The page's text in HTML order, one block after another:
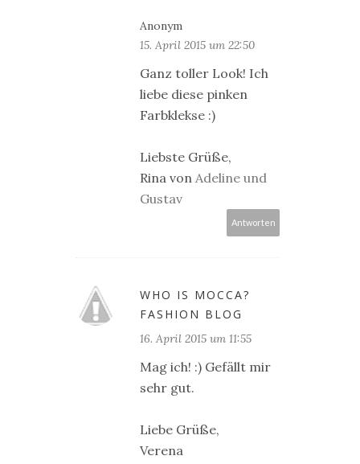
Anonym
15. April 2015 um 22:50
Ganz toller Look! Ich
liebe diese pinken
Farbklekse :)
Liebste Grüße,
Rina von Adeline und
Gustav
Antworten
WHO IS MOCCA?
FASHION BLOG
16. April 2015 um 11:55
Mag ich! :) Gefällt mir
sehr gut.
Liebe Grüße,
Verena